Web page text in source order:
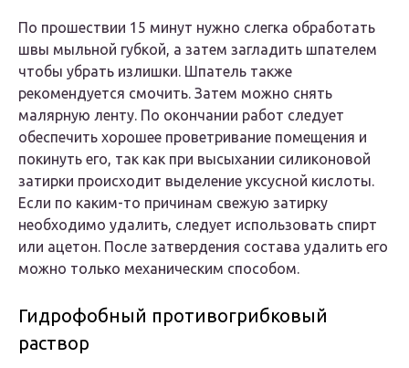
По прошествии 15 минут нужно слегка обработать
швы мыльной губкой, а затем загладить шпателем
чтобы убрать излишки. Шпатель также
рекомендуется смочить. Затем можно снять
малярную ленту. По окончании работ следует
обеспечить хорошее проветривание помещения и
покинуть его, так как при высыхании силиконовой
затирки происходит выделение уксусной кислоты.
Если по каким-то причинам свежую затирку
необходимо удалить, следует использовать спирт
или ацетон. После затвердения состава удалить его
можно только механическим способом.
Гидрофобный противогрибковый
раствор